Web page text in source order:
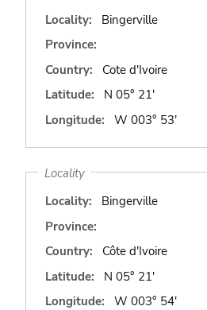
Locality:
Bingerville
Province:
Country:
Cote d'Ivoire
Latitude:
N 05° 21'
Longitude:
W 003° 53'
Locality
Locality:
Bingerville
Province:
Country:
Côte d'Ivoire
Latitude:
N 05° 21'
Longitude:
W 003° 54'